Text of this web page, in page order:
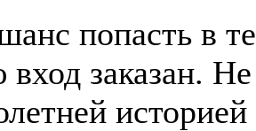
попасть в
вход заказан.